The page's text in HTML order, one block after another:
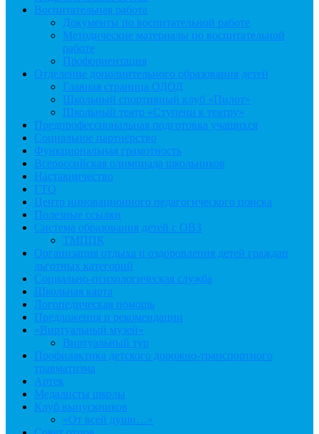
Воспитательная работа
Документы по воспитательной работе
Методические материалы по воспитательной
работе
Профориентация
Отделение дополнительного образования детей
Главная страница ОДОД
Школьный спортивный клуб «Пилот»
Школьный театр «Ступени к театру»
Предпрофессиональная подготовка учащихся
Социальное партнёрство
Функциональная грамотность
Всероссийская олимпиада школьников
Наставничество
ГТО
Центр инновационного педагогического поиска
Полезные ссылки
Система образования детей с ОВЗ
ТМППК
Организация отдыха и оздоровления детей граждан
льготных категорий
Социально-психологическая служба
Школьная карта
Логопедическая помощь
Предложения и рекомендации
«Виртуальный музей»
Виртуальный тур
Профилактика детского дорожно-транспортного
травматизма
Артек
Медалисты школы
Клуб выпускников
«От всей души…»